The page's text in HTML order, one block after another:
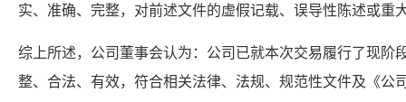
实、准确、完整，对前述文件的虚假记载、误导性陈述或重
综上所述，公司董事会认为：公司已就本次交易履行了现阶
整、合法、有效，符合相关法律、法规、规范性文件及《公